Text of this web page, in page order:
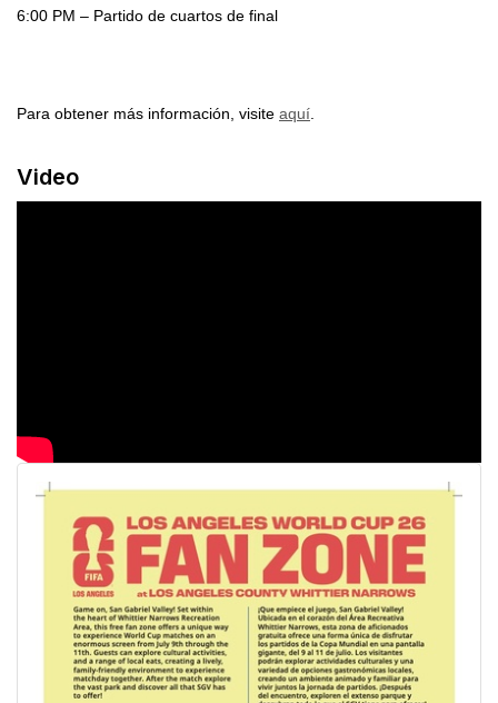
6:00 PM – Partido de cuartos de final
Para obtener más información, visite aquí.
Video